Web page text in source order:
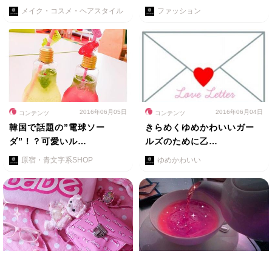
メイク・コスメ・ヘアスタイル ファッション
コンテンツ 2016年06月05日
韓国で話題の”電球ソー
ダ”！？可愛いル…
原宿・青文字系SHOP
コンテンツ 2016年06月04日
きらめくゆめかわいいガー
ルズのために乙…
ゆめかわいい